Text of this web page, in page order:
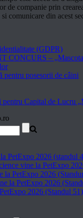
de companie prin
comunicare din acest
(GDPR)
CONCURS –
pentru posesorii de câini
pentru Capital de Lucru
PetExpo 2026 (standul
vine la PetExpo
PetExpo 2026
la PetExpo 2026
2026 (Standul 51)